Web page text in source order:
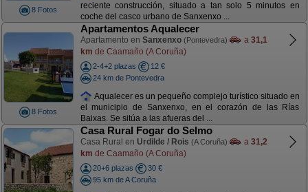
8 Fotos
reciente construcción, situado a tan solo 5 minutos en
coche del casco urbano de Sanxenxo ...
8 Fotos
Apartamentos Aqualecer
Apartamento en Sanxenxo (Pontevedra) a 31,1
km de Caamaño (A Coruña)
2-4+2 plazas
12 €
24 km de Pontevedra
Aqualecer es un pequeño complejo turístico situado en
el municipio de Sanxenxo, en el corazón de las Rías
Baixas. Se sitúa a las afueras del ...
Casa Rural Fogar do Selmo
Casa Rural en Urdilde / Rois (A Coruña) a 31,2
km de Caamaño (A Coruña)
20+6 plazas
30 €
95 km de A Coruña